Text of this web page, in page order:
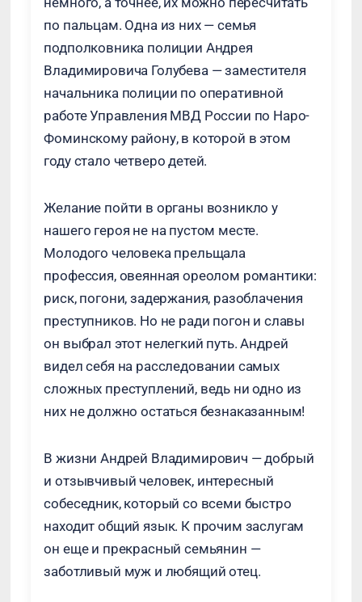
по пальцам. Одна из них — семья
подполковника полиции Андрея
Владимировича Голубева — заместителя
начальника полиции по оперативной
работе Управления МВД России по Наро-
Фоминскому району, в которой в этом
году стало четверо детей.
Желание пойти в органы возникло у
нашего героя не на пустом месте.
Молодого человека прельщала
профессия, овеянная ореолом романтики:
риск, погони, задержания, разоблачения
преступников. Но не ради погон и славы
он выбрал этот нелегкий путь. Андрей
видел себя на расследовании самых
сложных преступлений, ведь ни одно из
них не должно остаться безнаказанным!
В жизни Андрей Владимирович — добрый
и отзывчивый человек, интересный
собеседник, который со всеми быстро
находит общий язык. К прочим заслугам
он еще и прекрасный семьянин —
заботливый муж и любящий отец.